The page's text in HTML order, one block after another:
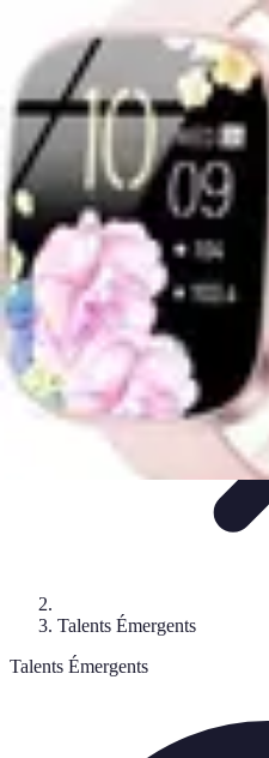
Talents Émergentstalents émergents
émergentsTendances
Top Footballeurs
Talents Émergents
Talents Émergents